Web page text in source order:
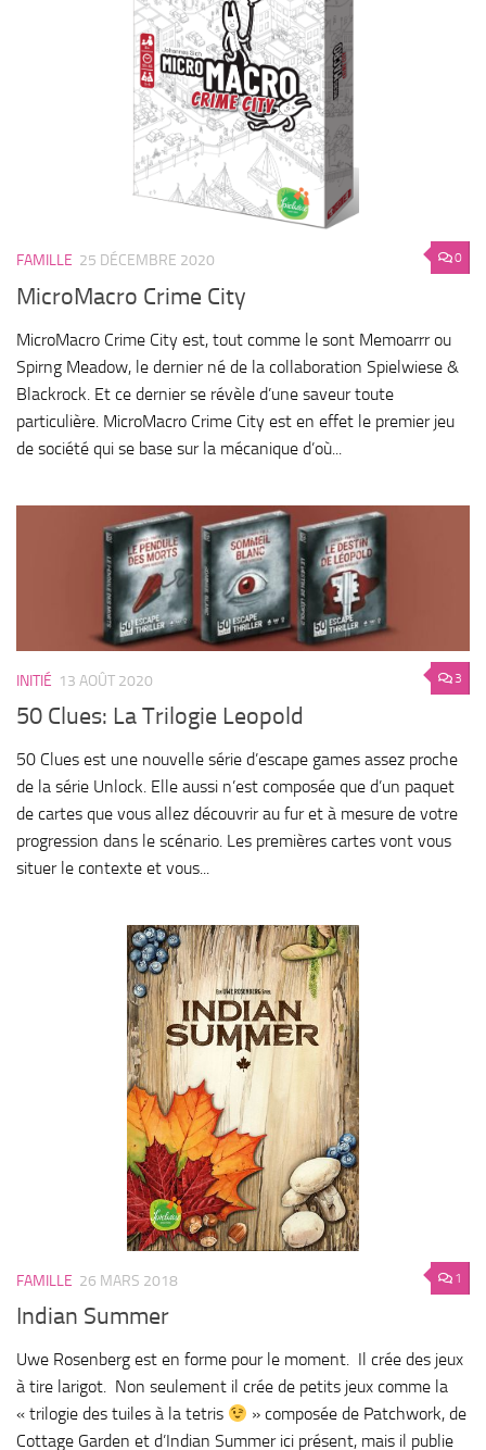
0
FAMILLE 25 DÉCEMBRE 2020
MicroMacro Crime City
MicroMacro Crime City est, tout comme le sont Memoarrr ou
Spirng Meadow, le dernier né de la collaboration Spielwiese &
Blackrock. Et ce dernier se révèle d’une saveur toute
particulière. MicroMacro Crime City est en effet le premier jeu
de société qui se base sur la mécanique d’où...
3
INITIÉ 13 AOÛT 2020
50 Clues: La Trilogie Leopold
50 Clues est une nouvelle série d’escape games assez proche
de la série Unlock. Elle aussi n’est composée que d’un paquet
de cartes que vous allez découvrir au fur et à mesure de votre
progression dans le scénario. Les premières cartes vont vous
situer le contexte et vous...
1
FAMILLE 26 MARS 2018
Indian Summer
Uwe Rosenberg est en forme pour le moment. Il crée des jeux
à tire larigot. Non seulement il crée de petits jeux comme la
« trilogie des tuiles à la tetris
» composée de Patchwork, de
Cottage Garden et d’Indian Summer ici présent, mais il publie